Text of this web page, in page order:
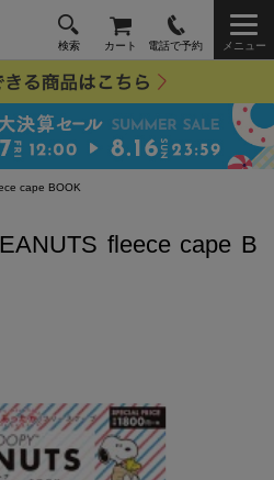
検索 カート 電話で予約 メニュー
cape BOOK
fleece cape B